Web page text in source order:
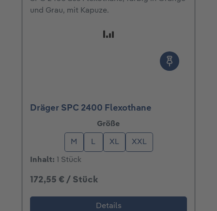
Dräger SPC 2400 Flexothane
Größe
M L XL XXL
Inhalt: 1 Stück
172,55 € / Stück
Details